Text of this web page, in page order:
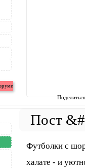
Футболки с
халате - и